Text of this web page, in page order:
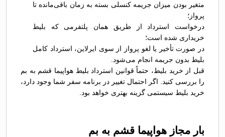
متغیر بودن میزان جریمه کنسلی بسته به زمان باقی‌مانده تا
پرواز؛
درخواست استرداد از طریق همان پلتفرمی که بلیط
خریداری شده است؛
در صورت تأخیر یا لغو پرواز از سوی ایرلاین، استرداد کامل
بلیط بدون جریمه انجام می‌شود.
قبل از خرید بلیط، حتماً قوانین استرداد بلیط هواپیما قشم به بم
را بررسی کنید. اگر احتمال تغییر در برنامه سفر شما وجود دارد،
خرید بلیط سیستمی گزینه بهتری خواهد بود.
بار مجاز هواپیما قشم به بم